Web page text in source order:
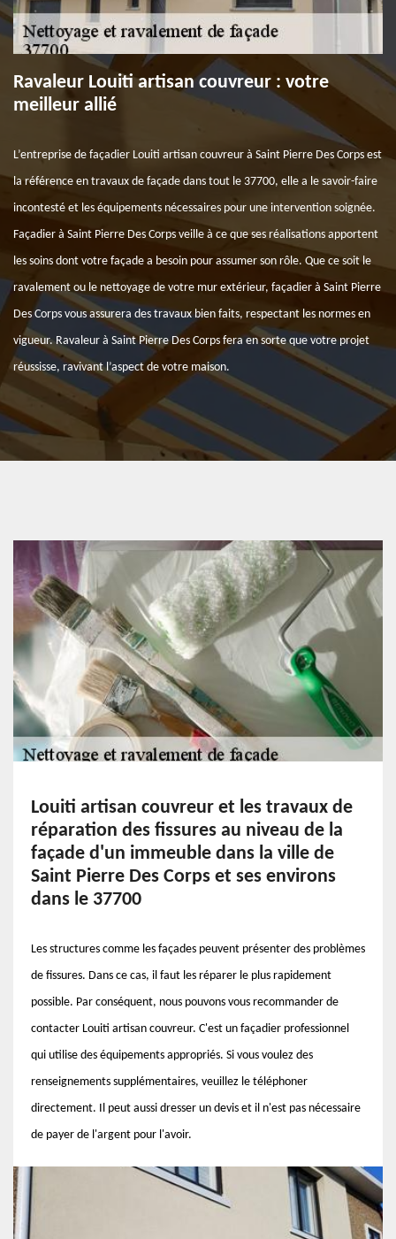
Ravaleur Louiti artisan couvreur : votre
meilleur allié
L’entreprise de façadier Louiti artisan couvreur à Saint Pierre Des Corps est
la référence en travaux de façade dans tout le 37700, elle a le savoir-faire
incontesté et les équipements nécessaires pour une intervention soignée.
Façadier à Saint Pierre Des Corps veille à ce que ses réalisations apportent
les soins dont votre façade a besoin pour assumer son rôle. Que ce soit le
ravalement ou le nettoyage de votre mur extérieur, façadier à Saint Pierre
Des Corps vous assurera des travaux bien faits, respectant les normes en
vigueur. Ravaleur à Saint Pierre Des Corps fera en sorte que votre projet
réussisse, ravivant l’aspect de votre maison.
Louiti artisan couvreur et les travaux de
réparation des fissures au niveau de la
façade d'un immeuble dans la ville de
Saint Pierre Des Corps et ses environs
dans le 37700
Les structures comme les façades peuvent présenter des problèmes
de fissures. Dans ce cas, il faut les réparer le plus rapidement
possible. Par conséquent, nous pouvons vous recommander de
contacter Louiti artisan couvreur. C'est un façadier professionnel
qui utilise des équipements appropriés. Si vous voulez des
renseignements supplémentaires, veuillez le téléphoner
directement. Il peut aussi dresser un devis et il n'est pas nécessaire
de payer de l'argent pour l'avoir.